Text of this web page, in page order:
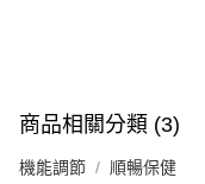
商品相關分類 (3)
機能調節 順暢保健